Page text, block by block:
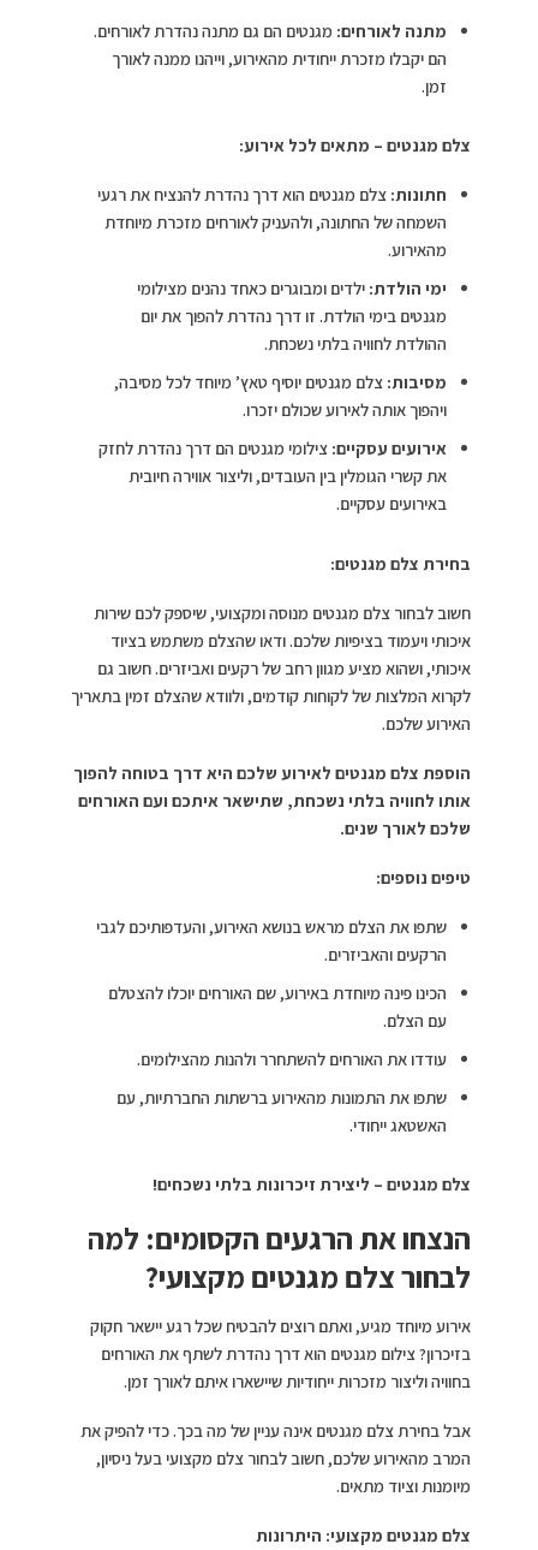
מתנה לאורחים: מגנטים הם גם מתנה נהדרת לאורחים.
הם יקבלו מזכרת ייחודית מהאירוע, וייהנו ממנה לאורך
זמן.
צלם מגנטים – מתאים לכל אירוע:
חתונות: צלם מגנטים הוא דרך נהדרת להנציח את רגעי
השמחה של החתונה, ולהעניק לאורחים מזכרת מיוחדת
מהאירוע.
ימי הולדת: ילדים ומבוגרים כאחד נהנים מצילומי
מגנטים בימי הולדת. זו דרך נהדרת להפוך את יום
ההולדת לחוויה בלתי נשכחת.
מסיבות: צלם מגנטים יוסיף טאץ’ מיוחד לכל מסיבה,
ויהפוך אותה לאירוע שכולם יזכרו.
אירועים עסקיים: צילומי מגנטים הם דרך נהדרת לחזק
את קשרי הגומלין בין העובדים, וליצור אווירה חיובית
באירועים עסקיים.
בחירת צלם מגנטים:
חשוב לבחור צלם מגנטים מנוסה ומקצועי, שיספק לכם שירות
איכותי ויעמוד בציפיות שלכם. ודאו שהצלם משתמש בציוד
איכותי, ושהוא מציע מגוון רחב של רקעים ואביזרים. חשוב גם
לקרוא המלצות של לקוחות קודמים, ולוודא שהצלם זמין בתאריך
האירוע שלכם.
הוספת צלם מגנטים לאירוע שלכם היא דרך בטוחה להפוך
אותו לחוויה בלתי נשכחת, שתישאר איתכם ועם האורחים
שלכם לאורך שנים.
טיפים נוספים:
שתפו את הצלם מראש בנושא האירוע, והעדפותיכם לגבי
הרקעים והאביזרים.
הכינו פינה מיוחדת באירוע, שם האורחים יוכלו להצטלם
עם הצלם.
עודדו את האורחים להשתחרר ולהנות מהצילומים.
שתפו את התמונות מהאירוע ברשתות החברתיות, עם
האשטאג ייחודי.
צלם מגנטים – ליצירת זיכרונות בלתי נשכחים!
הנצחו את הרגעים הקסומים: למה
לבחור צלם מגנטים מקצועי?
אירוע מיוחד מגיע, ואתם רוצים להבטיח שכל רגע יישאר חקוק
בזיכרון? צילום מגנטים הוא דרך נהדרת לשתף את האורחים
בחוויה וליצור מזכרות ייחודיות שיישארו איתם לאורך זמן.
אבל בחירת צלם מגנטים אינה עניין של מה בכך. כדי להפיק את
המרב מהאירוע שלכם, חשוב לבחור צלם מקצועי בעל ניסיון,
מיומנות וציוד מתאים.
צלם מגנטים מקצועי: היתרונות